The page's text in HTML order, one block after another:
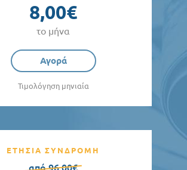
8,00€
το μήνα
Αγορά
Τιμολόγηση μηνιαία
ΕΤΗΣΙΑ ΣΥΝΔΡΟΜΗ
από 96,00€